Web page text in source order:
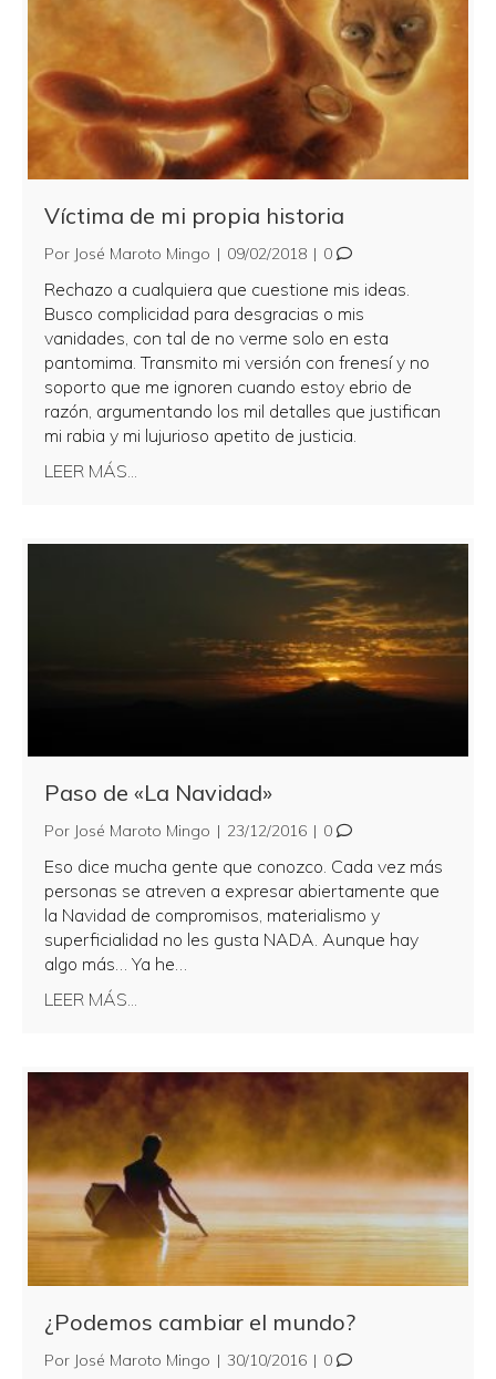
Víctima de mi propia historia
Por José Maroto Mingo | 09/02/2018 | 0
Rechazo a cualquiera que cuestione mis ideas.
Busco complicidad para desgracias o mis
vanidades, con tal de no verme solo en esta
pantomima. Transmito mi versión con frenesí y no
soporto que me ignoren cuando estoy ebrio de
razón, argumentando los mil detalles que justifican
mi rabia y mi lujurioso apetito de justicia.
LEER MÁS...
Paso de «La Navidad»
Por José Maroto Mingo | 23/12/2016 | 0
Eso dice mucha gente que conozco. Cada vez más
personas se atreven a expresar abiertamente que
la Navidad de compromisos, materialismo y
superficialidad no les gusta NADA. Aunque hay
algo más… Ya he…
LEER MÁS...
¿Podemos cambiar el mundo?
Por José Maroto Mingo | 30/10/2016 | 0